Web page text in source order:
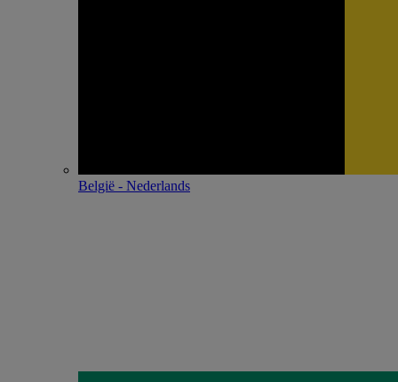
België - Nederlands